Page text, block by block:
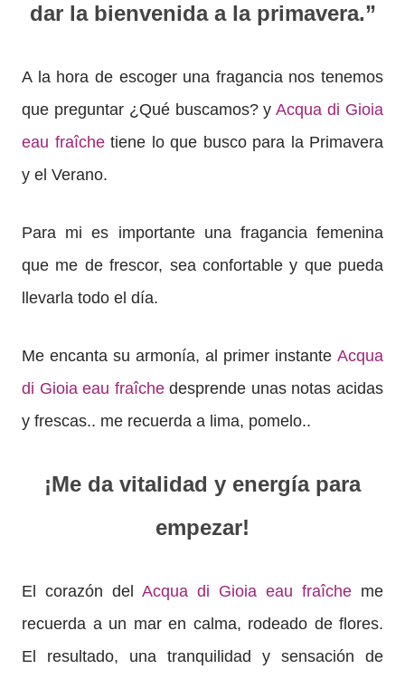
dar la bienvenida a la primavera.”
A la hora de escoger una fragancia nos tenemos
que preguntar ¿Qué buscamos? yAcqua di Gioia
eau fraîchetiene lo que busco para la Primavera
y el Verano.
Para mi es importante una fragancia femenina
que me de frescor, sea confortable y que pueda
llevarla todo el día.
Me encanta su armonía, al primer instante Acqua
di Gioia eau fraîchedesprende unas notas acidas
y frescas.. me recuerda a lima, pomelo..
¡Me da vitalidad y energía para
empezar!
El corazón del Acqua di Gioia eau fraîche me
recuerda a un mar en calma, rodeado de flores.
El resultado, una tranquilidad y sensación de